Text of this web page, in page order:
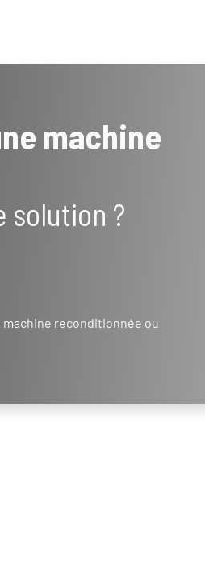
machine
solution ?
reconditionnée ou